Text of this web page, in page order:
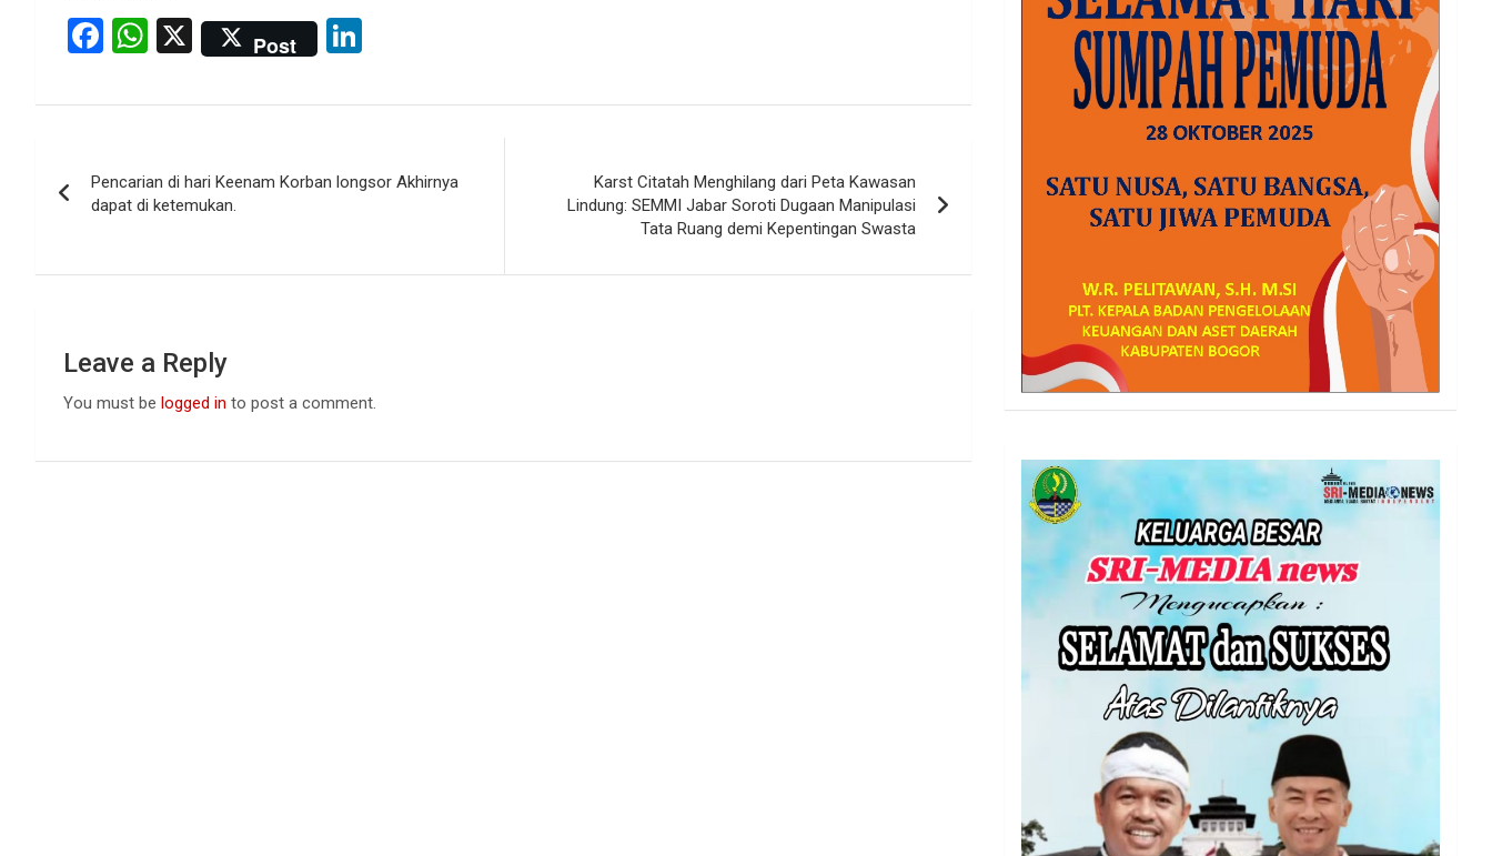
F
ce
o
o
W
at
A
p
X Post
ke
n
navigation
Pencarian di hari Keenam Korban longsor Akhirnya
dapat di ketemukan.
Karst Citatah Menghilang dari Peta Kawasan
Lindung: SEMMI Jabar Soroti Dugaan Manipulasi
Tata Ruang demi Kepentingan Swasta
Leave a Reply
You must be logged in to post a comment.